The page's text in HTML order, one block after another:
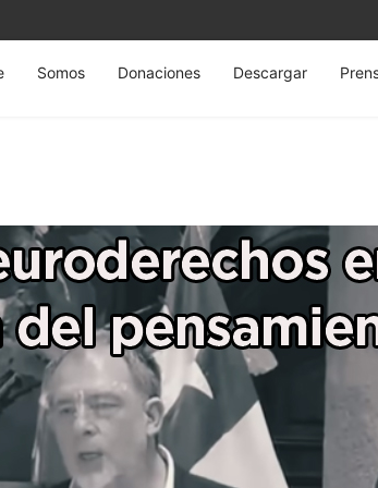
Somos Donaciones Descargar